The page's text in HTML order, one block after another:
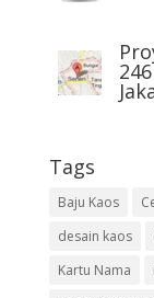
Tags
Baju Kaos
desain kaos
Kartu Nama